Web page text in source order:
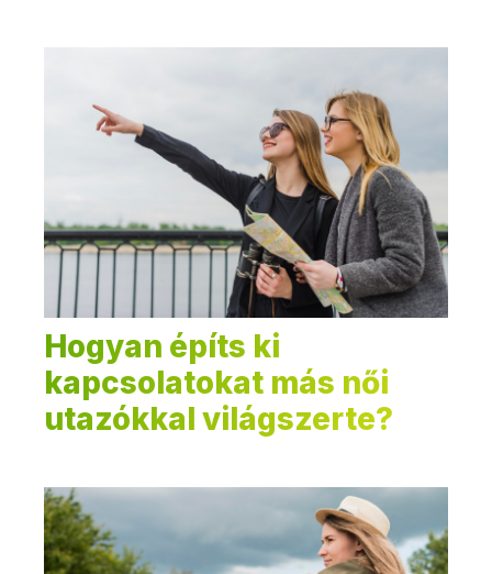
Hogyan építs ki
kapcsolatokat más női
utazókkal világszerte?